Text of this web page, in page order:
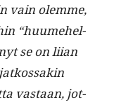
vain olemme,
“huume­hel­
se on liian
vas­taan, jot­